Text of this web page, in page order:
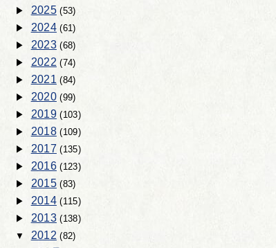
2025(53)
2024(61)
2023(68)
2022(74)
2021(84)
2020(99)
2019(103)
2018(109)
2017 (135)
2016(123)
2015(83)
2014(115)
2013(138)
2012(82)